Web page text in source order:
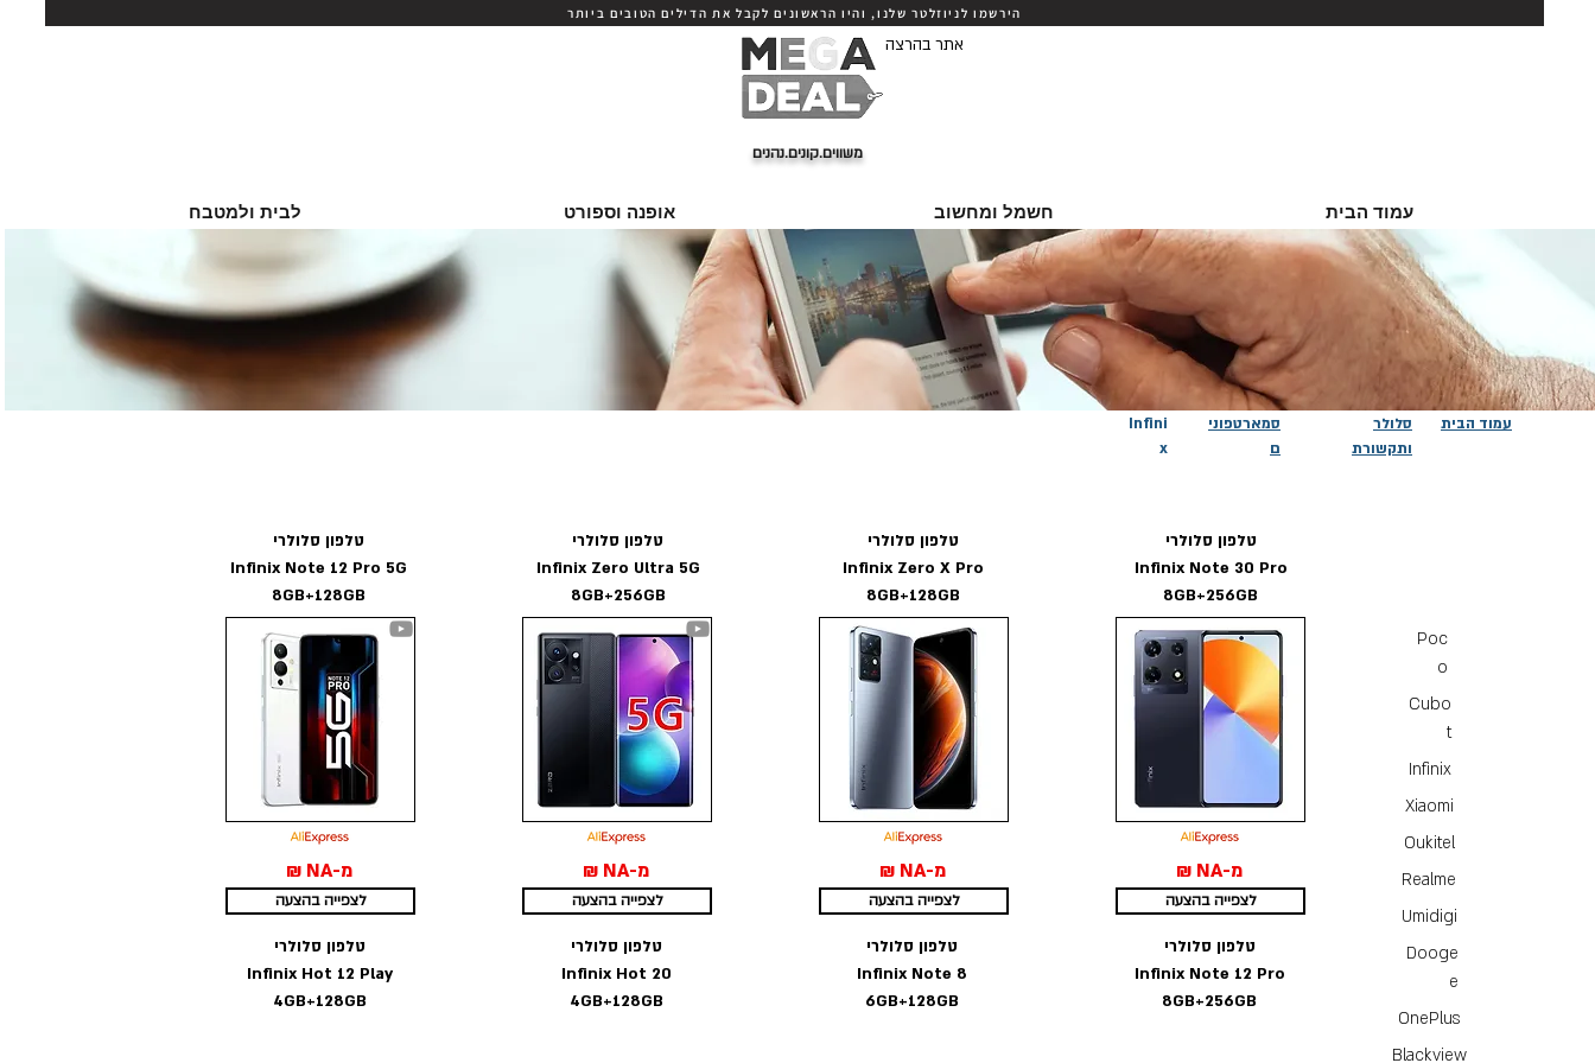
הירשמו לניוזלטר שלנו, והיו הראשונים לקבל את הדילים הטובים ביותר
אתר בהרצה
משווים.קונים.נהנים
עמוד הבית חשמל ומחשוב אופנה וספורט לבית ולמטבח
Infini
x
סמארטפוני
ם
סלולר
ותקשורת
עמוד הבית
טלפון סלולרי
Infinix Note 12 Pro 5G
8GB+128GB
מ-NA ₪
לצפייה בהצעה
טלפון סלולרי
Infinix Hot 12 Play
4GB+128GB
טלפון סלולרי
Infinix Zero Ultra 5G
8GB+256GB
מ-NA ₪
לצפייה בהצעה
טלפון סלולרי
Infinix Hot 20
4GB+128GB
טלפון סלולרי
Infinix Zero X Pro
8GB+128GB
מ-NA ₪
לצפייה בהצעה
טלפון סלולרי
Infinix Note 8
6GB+128GB
טלפון סלולרי
Infinix Note 30 Pro
8GB+256GB
מ-NA ₪
לצפייה בהצעה
טלפון סלולרי
Infinix Note 12 Pro
8GB+256GB
Poc
o
Cubo
t
Infinix
Xiaomi
Oukitel
Realme
Umidigi
Dooge
e
OnePlus
Blackview